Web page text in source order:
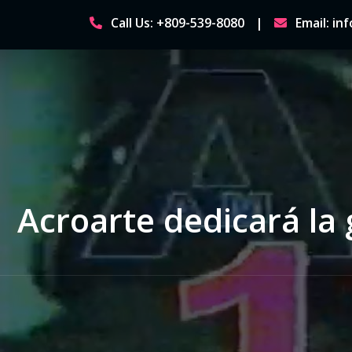
content
Call Us: +809-539-8080 Email:
Acroarte dedicará la